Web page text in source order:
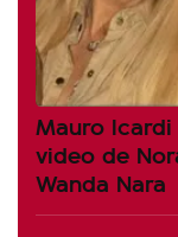
Mauro
video de
Wanda Nara